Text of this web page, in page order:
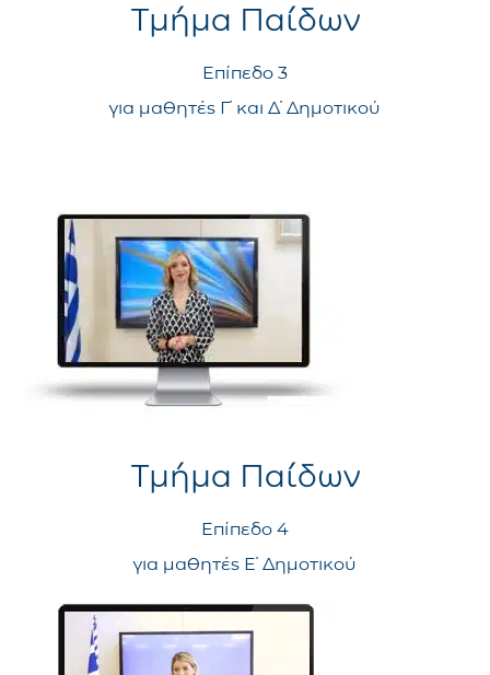
Τμήμα Παίδων
Επίπεδο 3
για μαθητές Γ΄ και Δ΄ Δημοτικού
Τμήμα Παίδων
Επίπεδο 4
για μαθητές Ε΄ Δημοτικού